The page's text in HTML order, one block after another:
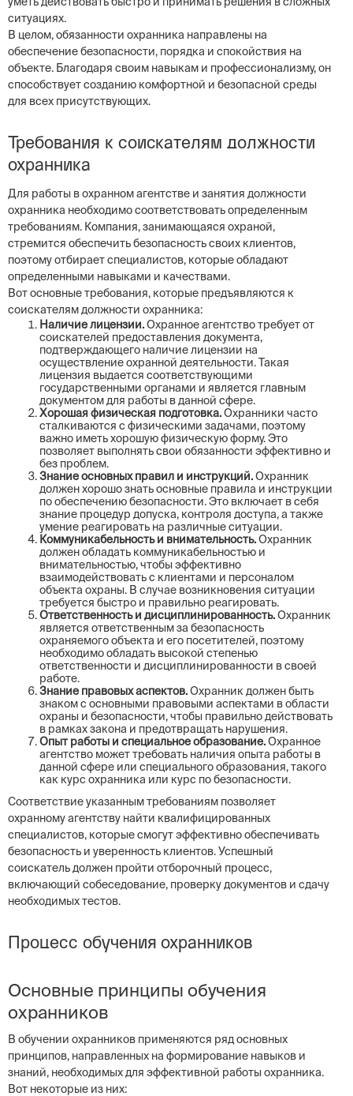
ситуациях.
В целом, обязанности охранника направлены на
обеспечение безопасности, порядка и спокойствия на
объекте. Благодаря своим навыкам и профессионализму, он
способствует созданию комфортной и безопасной среды
для всех присутствующих.
Требования к соискателям должности
охранника
Для работы в охранном агентстве и занятия должности
охранника необходимо соответствовать определенным
требованиям. Компания, занимающаяся охраной,
стремится обеспечить безопасность своих клиентов,
поэтому отбирает специалистов, которые обладают
определенными навыками и качествами.
Вот основные требования, которые предъявляются к
соискателям должности охранника:
Наличие лицензии.Охранное агентство требует от
соискателей предоставления документа,
подтверждающего наличие лицензии на
осуществление охранной деятельности. Такая
лицензия выдается соответствующими
государственными органами и является главным
документом для работы в данной сфере.
Хорошая физическая подготовка.Охранники часто
сталкиваются с физическими задачами, поэтому
важно иметь хорошую физическую форму. Это
позволяет выполнять свои обязанности эффективно и
без проблем.
Знание основных правил и инструкций.Охранник
должен хорошо знать основные правила и инструкции
по обеспечению безопасности. Это включает в себя
знание процедур допуска, контроля доступа, а также
умение реагировать на различные ситуации.
Коммуникабельность и внимательность.Охранник
должен обладать коммуникабельностью и
внимательностью, чтобы эффективно
взаимодействовать с клиентами и персоналом
объекта охраны. В случае возникновения ситуации
требуется быстро и правильно реагировать.
Ответственность и дисциплинированность.Охранник
является ответственным за безопасность
охраняемого объекта и его посетителей, поэтому
необходимо обладать высокой степенью
ответственности и дисциплинированности в своей
работе.
Знание правовых аспектов.Охранник должен быть
знаком с основными правовыми аспектами в области
охраны и безопасности, чтобы правильно действовать
в рамках закона и предотвращать нарушения.
Опыт работы и специальное образование.Охранное
агентство может требовать наличия опыта работы в
данной сфере или специального образования, такого
как курс охранника или курс по безопасности.
Соответствие указанным требованиям позволяет
охранному агентству найти квалифицированных
специалистов, которые смогут эффективно обеспечивать
безопасность и уверенность клиентов. Успешный
соискатель должен пройти отборочный процесс,
включающий собеседование, проверку документов и сдачу
необходимых тестов.
Процесс обучения охранников
Основные принципы обучения
охранников
В обучении охранников применяются ряд основных
принципов, направленных на формирование навыков и
знаний, необходимых для эффективной работы охранника.
Вот некоторые из них: